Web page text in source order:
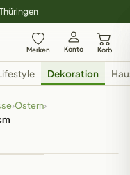
Merken Konto Korb
Dekoration
›Ostern›